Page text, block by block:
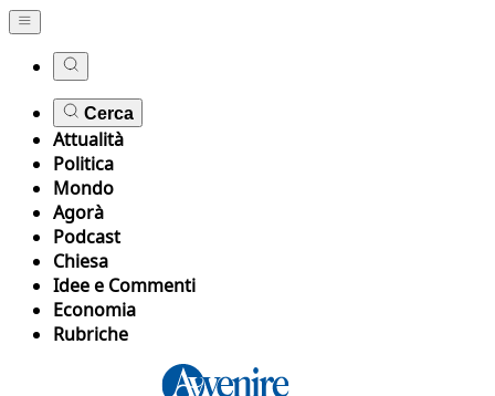
Cerca
Attualità
Politica
Mondo
Agorà
Podcast
Chiesa
Idee e Commenti
Economia
Rubriche